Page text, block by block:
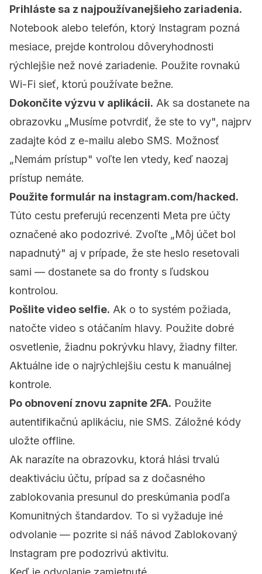
Prihláste sa z najpoužívanejšieho zariadenia.
Notebook alebo telefón, ktorý Instagram pozná
mesiace, prejde kontrolou dôveryhodnosti
rýchlejšie než nové zariadenie. Použite rovnakú
Wi-Fi sieť, ktorú používate bežne.
Dokončite výzvu v aplikácii. Ak sa dostanete na
obrazovku „Musíme potvrdiť, že ste to vy", najprv
zadajte kód z e-mailu alebo SMS. Možnosť
„Nemám prístup" voľte len vtedy, keď naozaj
prístup nemáte.
Použite formulár na instagram.com/hacked.
Túto cestu preferujú recenzenti Meta pre účty
označené ako podozrivé. Zvoľte „Môj účet bol
napadnutý" aj v prípade, že ste heslo resetovali
sami — dostanete sa do fronty s ľudskou
kontrolou.
Pošlite video selfie. Ak o to systém požiada,
natočte video s otáčaním hlavy. Použite dobré
osvetlenie, žiadnu pokrývku hlavy, žiadny filter.
Aktuálne ide o najrýchlejšiu cestu k manuálnej
kontrole.
Po obnovení znovu zapnite 2FA. Použite
autentifikačnú aplikáciu, nie SMS. Záložné kódy
uložte offline.
Ak narazíte na obrazovku, ktorá hlási trvalú
deaktiváciu účtu, prípad sa z dočasného
zablokovania presunul do preskúmania podľa
Komunitných štandardov. To si vyžaduje iné
odvolanie — pozrite si náš návod Zablokovaný
Instagram pre podozrivú aktivitu.